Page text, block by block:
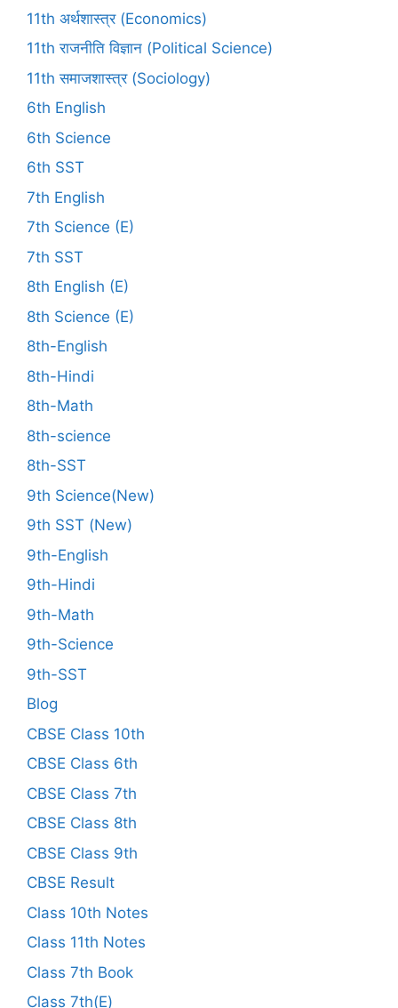
11th अर्थशास्त्र (Economics)
11th राजनीति विज्ञान (Political Science)
11th समाजशास्त्र (Sociology)
6th English
6th Science
6th SST
7th English
7th Science (E)
7th SST
8th English (E)
8th Science (E)
8th-English
8th-Hindi
8th-Math
8th-science
8th-SST
9th Science(New)
9th SST (New)
9th-English
9th-Hindi
9th-Math
9th-Science
9th-SST
Blog
CBSE Class 10th
CBSE Class 6th
CBSE Class 7th
CBSE Class 8th
CBSE Class 9th
CBSE Result
Class 10th Notes
Class 11th Notes
Class 7th Book
Class 7th(E)